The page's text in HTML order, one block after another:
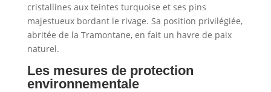
cristallines aux teintes turquoise et ses pins
majestueux bordant le rivage. Sa position privilégiée,
abritée de la Tramontane, en fait un havre de paix
naturel.
Les mesures de protection
environnementale